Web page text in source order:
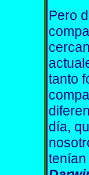
Pero
tanto
día,
tenían